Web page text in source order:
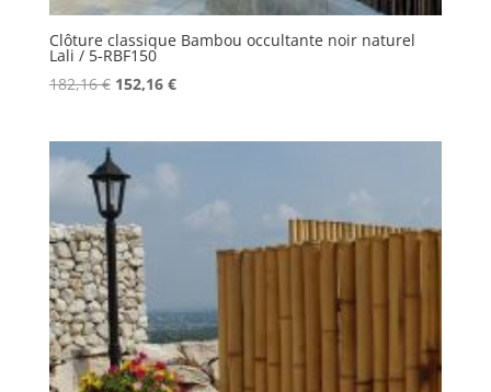
Clôture classique Bambou occultante noir naturel
Lali / 5-RBF150
182,16€ Le
était :
182,16 €.
152,16 €Le